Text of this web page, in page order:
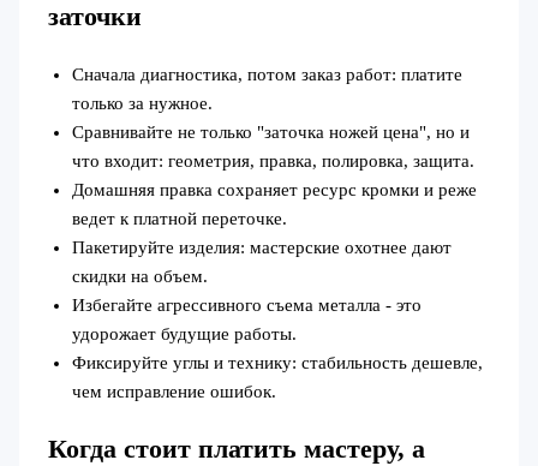
заточки
Сначала диагностика, потом заказ работ: платите
только за нужное.
Сравнивайте не только "заточка ножей цена", но и
что входит: геометрия, правка, полировка, защита.
Домашняя правка сохраняет ресурс кромки и реже
ведет к платной переточке.
Пакетируйте изделия: мастерские охотнее дают
скидки на объем.
Избегайте агрессивного съема металла - это
удорожает будущие работы.
Фиксируйте углы и технику: стабильность дешевле,
чем исправление ошибок.
Когда стоит платить мастеру, а